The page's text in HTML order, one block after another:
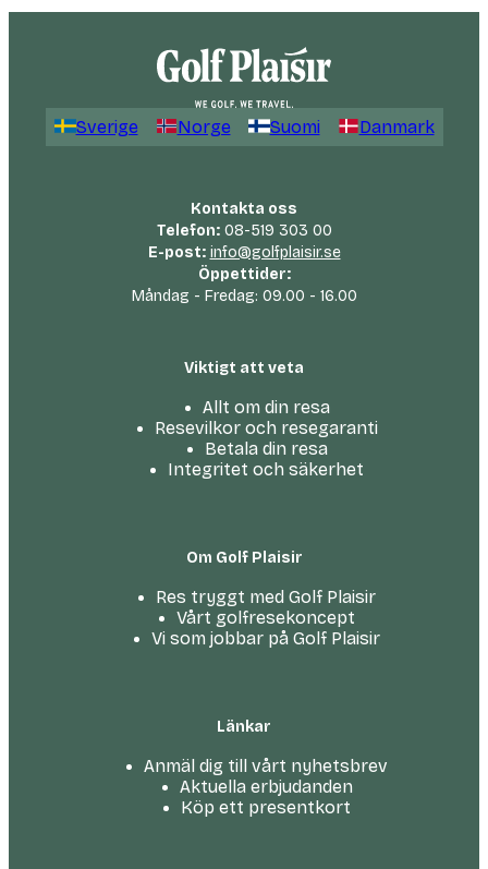
Sverige Norge Suomi Danmark
Kontakta oss
Telefon:08-519 303 00
E-post: info@golfplaisir.se
Öppettider:
Måndag - Fredag: 09.00 - 16.00
Viktigt att veta
Allt om din resa
Resevilkor och resegaranti
Betala din resa
Integritet och säkerhet
Om Golf Plaisir
Res tryggt med Golf Plaisir
Vårt golfresekoncept
Vi som jobbar på Golf Plaisir
Länkar
Anmäl dig till vårt nyhetsbrev
Aktuella erbjudanden
Köp ett presentkort